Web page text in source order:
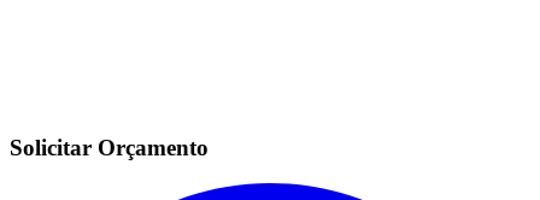
Solicitar Orçamento